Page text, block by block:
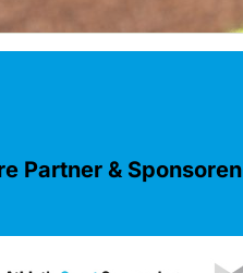
Partner & Sponsoren